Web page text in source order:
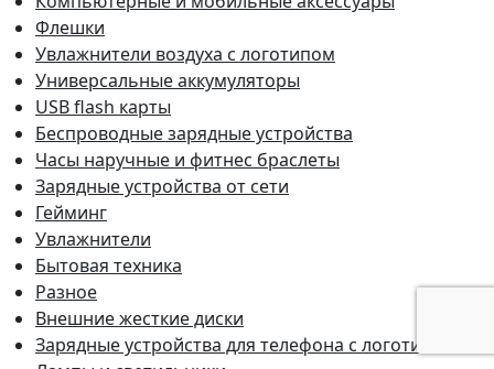
Флешки
Увлажнители воздуха с логотипом
Универсальные аккумуляторы
USB flash карты
Беспроводные зарядные устройства
Часы наручные и фитнес браслеты
Зарядные устройства от сети
Гейминг
Увлажнители
Бытовая техника
Разное
Внешние жесткие диски
Зарядные устройства для телефона с логотипом